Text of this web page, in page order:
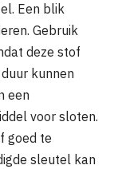
Een blik
Gebruik
deze stof
kunnen
een
voor sloten.
goed te
sleutel kan